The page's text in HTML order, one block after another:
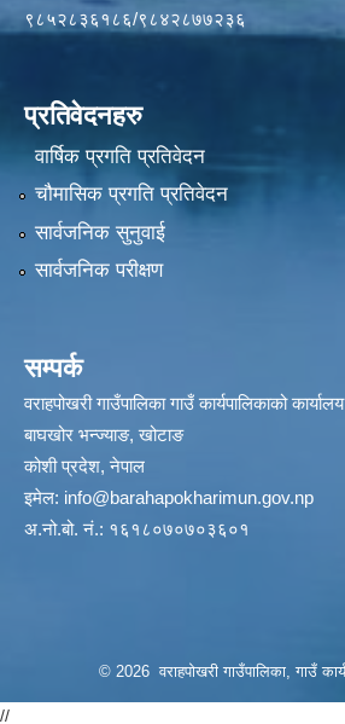
९८५२८३६१८६/९८४२८७७२३६
प्रतिवेदनहरु
वार्षिक प्रगति प्रतिवेदन
चौमासिक प्रगति प्रतिवेदन
सार्वजनिक सुनुवाई
सार्वजनिक परीक्षण
सम्पर्क
वराहपोखरी गाउँपालिका गाउँ कार्यपालिकाको कार्यालय
बाघखोर भन्ज्याङ, खोटाङ
कोशी प्रदेश, नेपाल
इमेल: info@barahapokharimun.gov.np
अ.नो.बो. नं.: १६१८०७०७०३६०१
© 2026 वराहपोखरी गाउँपालिका, गाउँ
//